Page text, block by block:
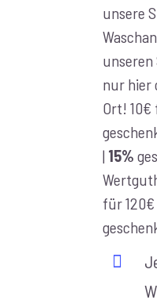
unsere
nur hier
Ort! 10€
| 15%
für